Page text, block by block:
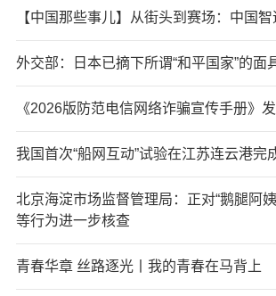
【中国那些事儿】从街头到赛场：中国智
外交部：日本已摘下所谓“和平国家”的面
《2026版防范电信网络诈骗宣传手册》
我国首次“船网互动”试验在江苏连云港完
北京海淀市场监督管理局：正对“鹅腿阿
等行为进一步核查
青春华章 丝路逐光丨我的青春在马背上